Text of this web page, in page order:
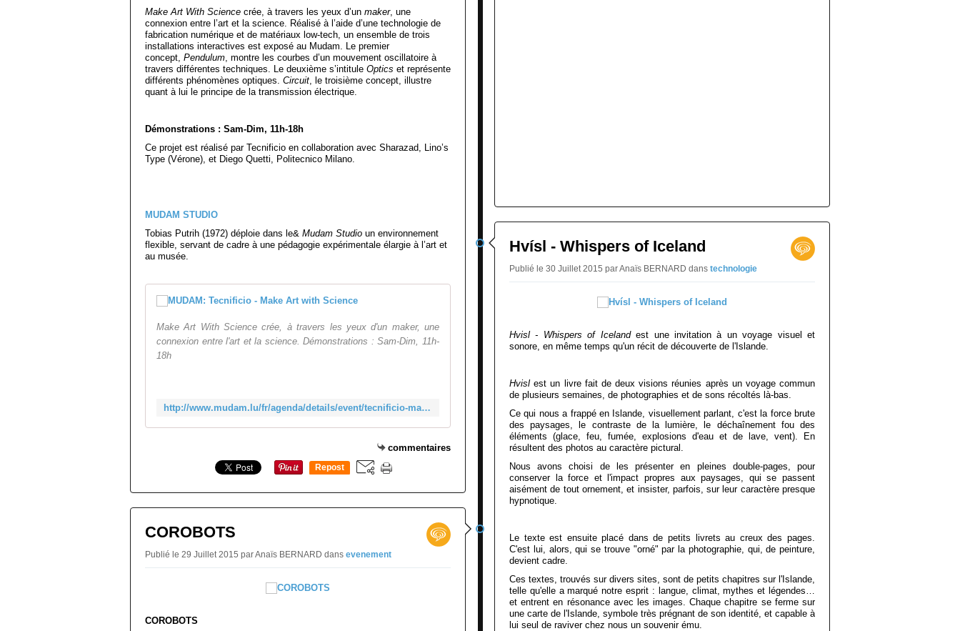
Make Art With Science crée, à travers les yeux d’un maker, une
connexion entre l’art et la science. Réalisé à l’aide d’une technologie de
fabrication numérique et de matériaux low-tech, un ensemble de trois
installations interactives est exposé au Mudam. Le premier
concept, Pendulum, montre les courbes d’un mouvement oscillatoire à
travers différentes techniques. Le deuxième s’intitule Optics et représente
différents phénomènes optiques. Circuit, le troisième concept, illustre
quant à lui le principe de la transmission électrique.
Démonstrations : Sam-Dim, 11h-18h
Ce projet est réalisé par Tecnificio en collaboration avec Sharazad, Lino’s
Type (Vérone), et Diego Quetti, Politecnico Milano.
MUDAM STUDIO
Tobias Putrih (1972) déploie dans le& Mudam Studio un environnement
flexible, servant de cadre à une pédagogie expérimentale élargie à l’art et
au musée.
MUDAM: Tecnificio - Make Art with Science
Make Art With Science crée, à travers les yeux d'un maker, une
connexion entre l'art et la science. Démonstrations : Sam-Dim, 11h-
18h
http://www.mudam.lu/fr/agenda/details/event/tecnificio-make-art-with-science/
commentaires
Repost
COROBOTS
Publié le 29 Juillet 2015 par Anaïs BERNARD dans evenement
COROBOTS
Hvísl - Whispers of Iceland
Publié le 30 Juillet 2015 par Anaïs BERNARD dans technologie
Hvisl - Whispers of Icelandest une invitation à un voyage visuel et
sonore, en même temps qu'un récit de découverte de l'Islande.
Hvisl est un livre fait de deux visions réunies après un voyage commun
de plusieurs semaines, de photographies et de sons récoltés là-bas.
Ce qui nous a frappé en Islande, visuellement parlant, c'est la force brute
des paysages, le contraste de la lumière, le déchaînement fou des
éléments (glace, feu, fumée, explosions d'eau et de lave, vent). En
résultent des photos au caractère pictural.
Nous avons choisi de les présenter en pleines double-pages, pour
conserver la force et l'impact propres aux paysages, qui se passent
aisément de tout ornement, et insister, parfois, sur leur caractère presque
hypnotique.
Le texte est ensuite placé dans de petits livrets au creux des pages.
C'est lui, alors, qui se trouve "orné" par la photographie, qui, de peinture,
devient cadre.
Ces textes, trouvés sur divers sites, sont de petits chapitres sur l'Islande,
telle qu'elle a marqué notre esprit : langue, climat, mythes et légendes…
et entrent en résonance avec les images. Chaque chapitre se ferme sur
une carte de l'Islande, symbole très prégnant de son identité, et capable à
lui seul de raviver chez nous un souvenir ému.